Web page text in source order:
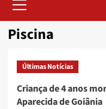
Menu
Piscina
Últimas Notícias
Criança de 4 anos
Aparecida de Goiânia